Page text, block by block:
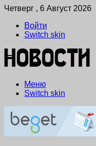
Четверг , 6 Август 2026
Войти
Switch skin
Меню
Switch skin